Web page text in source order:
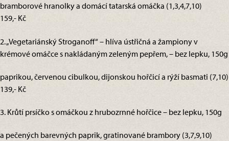
bramborové hranolky a domácí tatarská omáčka (1,3,4,7,10)
159,- Kč
2. „Vegetariánský Stroganoff“ – hlíva ústřičná a žampiony v
krémové omáčce s nakládaným zeleným pepřem, – bez lepku, 150g
paprikou, červenou cibulkou, dijonskou hořčicí a rýží basmati (7,10)
139,- Kč
3. Krůtí prsíčko s omáčkou z hrubozrnné hořčice – bez lepku, 150g
a pečených barevných paprik, gratinované brambory (3,7,9,10)